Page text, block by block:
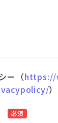
ー（https://
）
必須